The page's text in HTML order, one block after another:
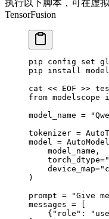
执行以下脚本，可在虚
TensorFusion
pip config set
pip install
cat << EOF >>
from modelscope
model_name =
tokenizer =
model =
    model_name,
)
prompt = "Give
messages = [
{"role":